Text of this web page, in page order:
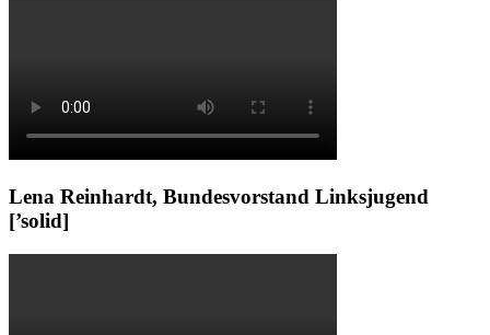
Lena Reinhardt, Bundesvorstand Linksjugend
[’solid]